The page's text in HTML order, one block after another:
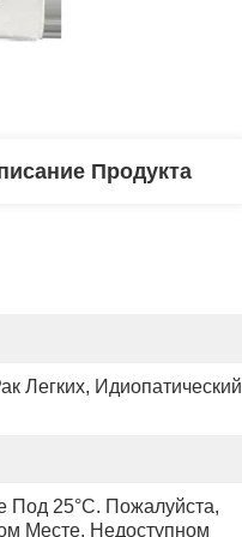
Продукта
Легких, Идиопатический
Под 25°C. Пожалуйста,
Месте, Недоступном